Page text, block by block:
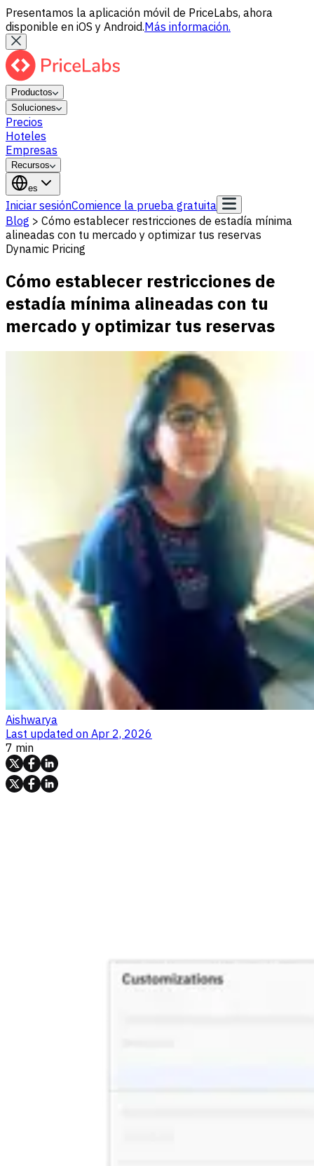
Presentamos la aplicación móvil de PriceLabs, ahora
disponible en iOS y Android.Más información.
Productos
Soluciones
Precios
Hoteles
Empresas
Recursos
es
Iniciar sesiónComience la prueba gratuita
Blog > Cómo establecer restricciones de estadía mínima
alineadas con tu mercado y optimizar tus reservas
Dynamic Pricing
Cómo establecer restricciones de
estadía mínima alineadas con tu
mercado y optimizar tus reservas
Aishwarya
Last updated on Apr 2, 2026
7 min